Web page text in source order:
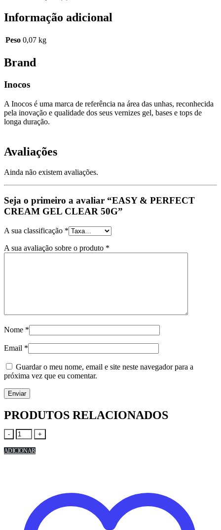
Informação adicional
Peso 0,07 kg
Brand
Inocos
A Inocos é uma marca de referência na área das unhas, reconhecida
pela inovação e qualidade dos seus vernizes gel, bases e tops de
longa duração.
Avaliações
Ainda não existem avaliações.
Seja o primeiro a avaliar “EASY & PERFECT
CREAM GEL CLEAR 50G”
A sua classificação *
A sua avaliação sobre o produto *
Nome *
Email *
Guardar o meu nome, email e site neste navegador para a
próxima vez que eu comentar.
PRODUTOS RELACIONADOS
- +
ADICIONAR